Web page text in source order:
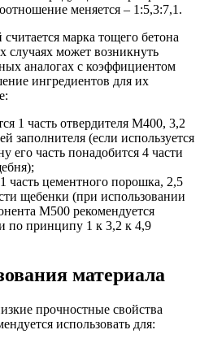
меняется – 1:5,3:7,1.
марка тощего бетона
может возникнуть
аналогах с коэффициентом
ингредиентов для их
1 часть отвердителя М400, 3,2
заполнителя (если используется
его часть понадобится 4 части
часть цементного порошка, 2,5
щебенки (при использовании
М500 рекомендуется
по принципу 1 к 3,2 к 4,9
материала
прочностные свойства
использовать для: